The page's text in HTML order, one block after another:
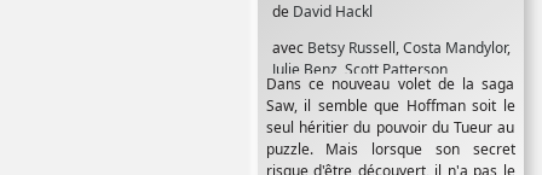
de David Hackl
avec Betsy Russell,Costa Mandylor,
Julie Benz Scott Patterson,
Shawnee Smith,Tobin Bell
Dans ce nouveau volet de la saga
Saw, il semble que Hoffman soit le
seul héritier du pouvoir du Tueur au
puzzle. Mais lorsque son secret
risque d'être découvert, il n'a pas le